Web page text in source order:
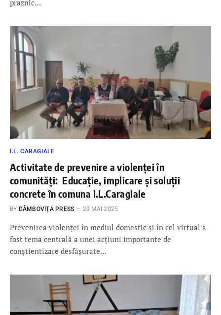
praznic…
I.L. CARAGIALE
Activitate de prevenire a violenței în
comunități: Educație, implicare și soluții
concrete în comuna I.L.Caragiale
BY DÂMBOVIŢA PRESS 29 MAI 2025
Prevenirea violenței în mediul domestic și în cel virtual a
fost tema centrală a unei acțiuni importante de
conștientizare desfășurate…